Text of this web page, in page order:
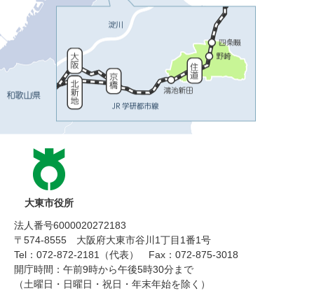
大東市役所
法人番号6000020272183
〒574-8555 大阪府大東市谷川1丁目1番1号
Tel：072-872-2181（代表）
Fax：072-875-3018
開庁時間：午前9時から午後5時30分まで
（土曜日・日曜日・祝日・年末年始を除く）